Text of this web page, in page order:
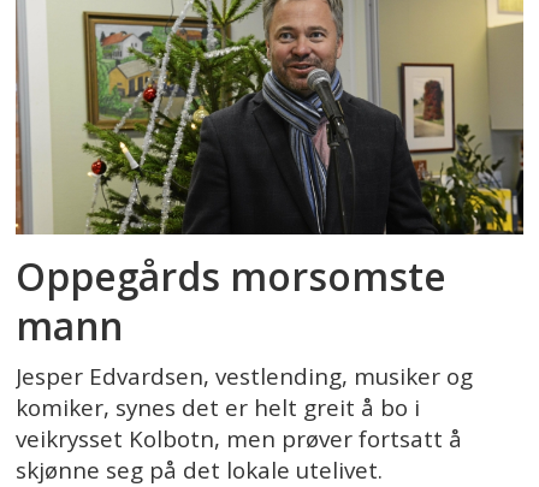
Oppegårds morsomste
mann
Jesper Edvardsen, vestlending, musiker og
komiker, synes det er helt greit å bo i
veikrysset Kolbotn, men prøver fortsatt å
skjønne seg på det lokale utelivet.